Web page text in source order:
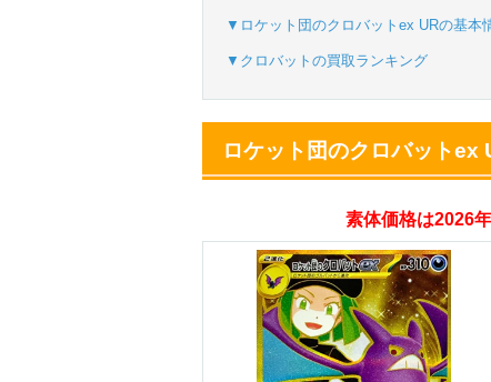
オリパスタジアム
・初回購入は
TORAオリパ
・リリース1周年イ
・新規登録で最大
▼ロケット団のクロバットex URの基本
▼クロバットの買取ランキング
ロケット団のクロバットex
素体価格は2026